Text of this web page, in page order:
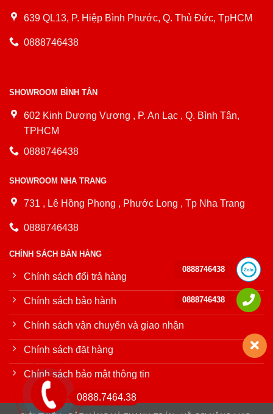
639 QL13, P. Hiệp Bình Phước, Q. Thủ Đức, TpHCM
0888746438
SHOWROOM BÌNH TÂN
602 Kinh Dương Vương , P. An Lạc , Q. Bình Tân,
TPHCM
0888746438
SHOWROOM NHA TRANG
731 , Lê Hồng Phong , Phước Long , Tp Nha Trang
0888746438
CHÍNH SÁCH BÁN HÀNG
Chính sách đổi trả hàng
Chính sách bảo hành
Chính sách vận chuyển và giao nhận
Chính sách đặt hàng
Chính sách bảo mật thông tin
0888.7464.38
0888746438
0888746438